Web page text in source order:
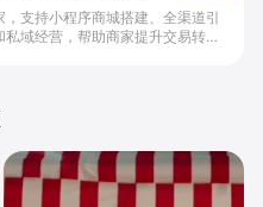
支持小程序商城搭建、全渠道引
域经营，帮助商家提升交易转化